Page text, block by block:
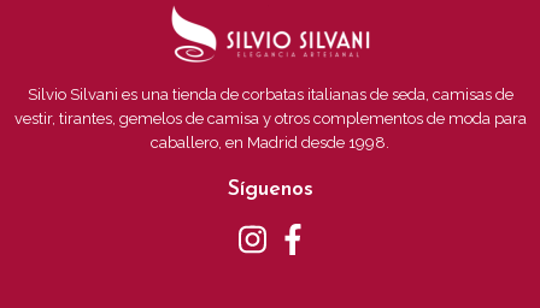
Silvio Silvani es una tienda de corbatas italianas de seda, camisas de
vestir, tirantes, gemelos de camisa y otros complementos de moda para
caballero, en Madrid desde 1998.
Síguenos